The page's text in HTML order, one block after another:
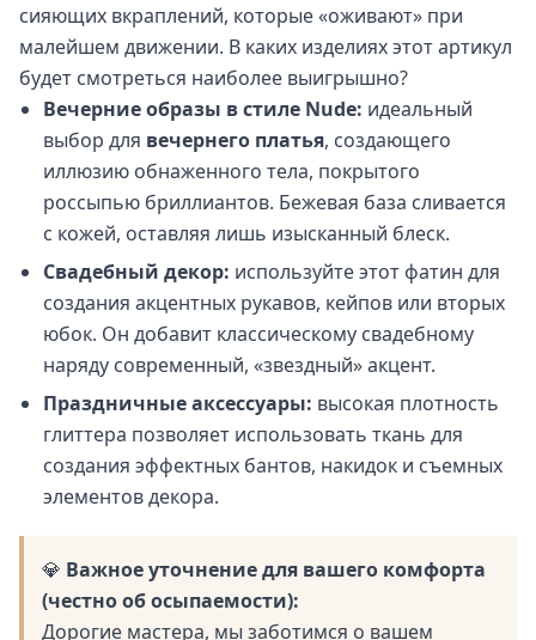
сияющих вкраплений, которые «оживают» при
малейшем движении. В каких изделиях этот артикул
будет смотреться наиболее выигрышно?
Вечерние образы в стиле Nude: идеальный
выбор для вечернего платья, создающего
иллюзию обнаженного тела, покрытого
россыпью бриллиантов. Бежевая база сливается
с кожей, оставляя лишь изысканный блеск.
Свадебный декор: используйте этот фатин для
создания акцентных рукавов, кейпов или вторых
юбок. Он добавит классическому свадебному
наряду современный, «звездный» акцент.
Праздничные аксессуары: высокая плотность
глиттера позволяет использовать ткань для
создания эффектных бантов, накидок и съемных
элементов декора.
💎 Важное уточнение для вашего комфорта
(честно об осыпаемости):
Дорогие мастера, мы заботимся о вашем